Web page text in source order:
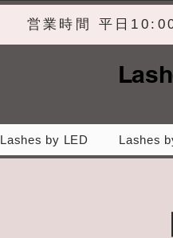
営業時間 平日
Lashes by LED Lashes